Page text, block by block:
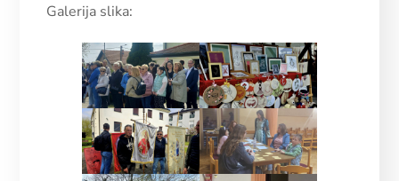
Galerija slika: